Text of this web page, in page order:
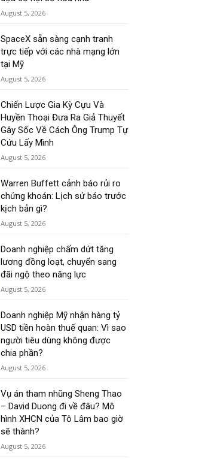
August 5, 2026
SpaceX sẵn sàng cạnh tranh
trực tiếp với các nhà mạng lớn
tại Mỹ
August 5, 2026
Chiến Lược Gia Kỳ Cựu Và
Huyền Thoại Đưa Ra Giả Thuyết
Gây Sốc Về Cách Ông Trump Tự
Cứu Lấy Mình
August 5, 2026
Warren Buffett cảnh báo rủi ro
chứng khoán: Lịch sử báo trước
kịch bản gì?
August 5, 2026
Doanh nghiệp chấm dứt tăng
lương đồng loạt, chuyển sang
đãi ngộ theo năng lực
August 5, 2026
Doanh nghiệp Mỹ nhận hàng tỷ
USD tiền hoàn thuế quan: Vì sao
người tiêu dùng không được
chia phần?
August 5, 2026
Vụ án tham nhũng Sheng Thao
– David Duong đi về đâu? Mô
hình XHCN của Tô Lâm bao giờ
sẽ thành?
August 5, 2026